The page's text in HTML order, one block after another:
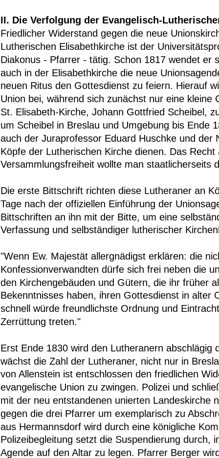
II. Die Verfolgung der Evangelisch-
Friedlicher Widerstand gegen die neue
Lutherischen Elisabethkirche ist der
Diakonus - Pfarrer - tätig. Schon 1817 wendet er
auch in der Elisabethkirche die neue
neuen Ritus den Gottesdienst zu feiern. Hierauf
Union bei, während sich zunächst nur eine
St. Elisabeth-Kirche, Johann Gottfried Scheibel,
um Scheibel in Breslau und Umgebung bis Ende
auch der Juraprofessor Eduard Huschke und
Köpfe der Lutherischen Kirche dienen. Das
Versammlungsfreiheit wollte man staatlicherseits
Die erste Bittschrift richten diese Lutheraner an
Tage nach der offiziellen Einführung der
Bittschriften an ihn mit der Bitte, um eine
Verfassung und selbständiger lutherischer
"Wenn Ew. Majestät allergnädigst erklären: die
Konfessionverwandten dürfe sich frei neben die
den Kirchengebäuden und Gütern, die ihr früher
Bekenntnisses haben, ihren Gottesdienst in
schnell würde freundlichste Ordnung und
Zerrüttung treten."
Erst Ende 1830 wird den Lutheranern
wächst die Zahl der Lutheraner, nicht nur in
von Allenstein ist entschlossen den friedlichen
evangelische Union zu zwingen. Polizei und
mit der neu entstandenen unierten
gegen die drei Pfarrer um exemplarisch zu
aus Hermannsdorf wird durch eine königliche
Polizeibegleitung setzt die Suspendierung
Agende auf den Altar zu legen. Pfarrer Berger